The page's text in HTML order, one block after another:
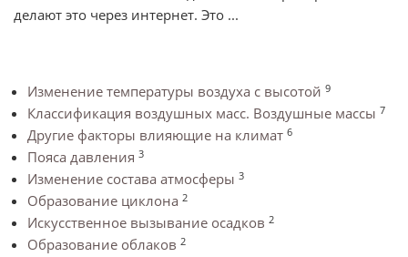
делают это через интернет. Это ...
Изменение температуры воздуха с высотой 9
Классификация воздушных масс. Воздушные массы 7
Другие факторы влияющие на климат 6
Пояса давления 3
Изменение состава атмосферы 3
Образование циклона 2
Искусственное вызывание осадков 2
Образование облаков 2